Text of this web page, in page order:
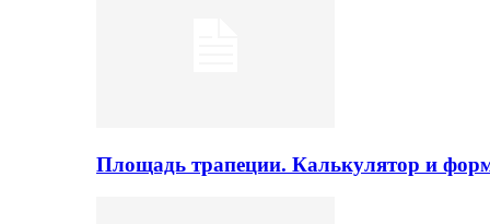
Площадь трапеции. Калькулятор и